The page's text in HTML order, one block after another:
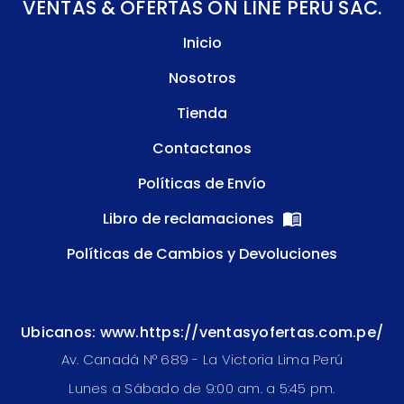
VENTAS & OFERTAS ON LINE PERU SAC.
Inicio
Nosotros
Tienda
Contactanos
Políticas de Envío
Libro de reclamaciones
Políticas de Cambios y Devoluciones
Ubicanos: www.https://ventasyofertas.com.pe/
Av. Canadá N° 689 - La Victoria Lima Perú
Lunes a Sábado de 9:00 am. a 5:45 pm.